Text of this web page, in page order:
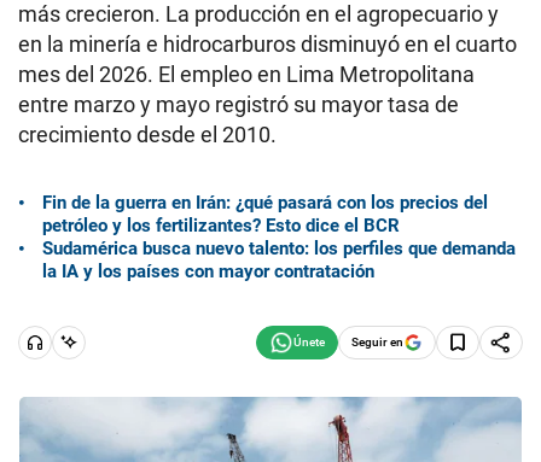
más crecieron. La producción en el agropecuario y
en la minería e hidrocarburos disminuyó en el cuarto
mes del 2026. El empleo en Lima Metropolitana
entre marzo y mayo registró su mayor tasa de
crecimiento desde el 2010.
Fin de la guerra en Irán: ¿qué pasará con los precios del
petróleo y los fertilizantes? Esto dice el BCR
Sudamérica busca nuevo talento: los perfiles que demanda
la IA y los países con mayor contratación
Seguir en